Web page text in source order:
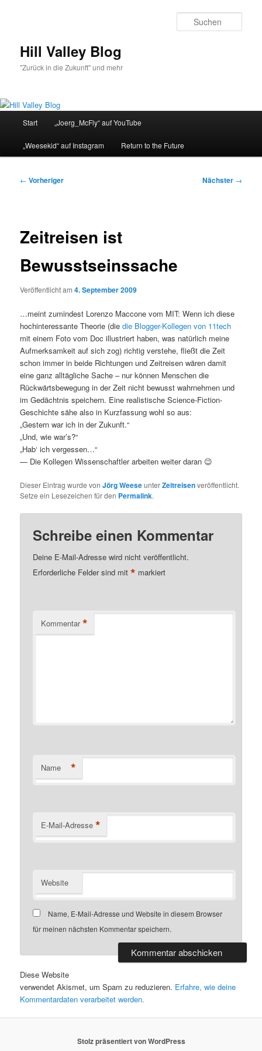
Hill Valley Blog
"Zurück in die Zukunft" und mehr
Start „Joerg_McFly“ auf YouTube
„Weesekid“ auf Instagram Return to the Future
Beitragsnavigation
← Vorheriger Nächster →
Zeitreisen ist
Bewusstseinssache
Veröffentlicht am4. September 2009
…meint zumindest Lorenzo Maccone vom MIT: Wenn ich diese
hochinteressante Theorie (diedie Blogger-Kollegen von 11tech
mit einem Foto vom Doc illustriert haben, was natürlich meine
Aufmerksamkeit auf sich zog) richtig verstehe, fließt die Zeit
schon immer in beide Richtungen und Zeitreisen wären damit
eine ganz alltägliche Sache – nur können Menschen die
Rückwärtsbewegung in der Zeit nicht bewusst wahrnehmen und
im Gedächtnis speichern. Eine realistische Science-Fiction-
Geschichte sähe also in Kurzfassung wohl so aus:
„Gestern war ich in der Zukunft.“
„Und, wie war’s?“
„Hab‘ ich vergessen…“
— Die Kollegen Wissenschaftler arbeiten weiter daran 😉
Dieser Eintrag wurde vonJörg WeeseunterZeitreisenveröffentlicht.
Setze ein Lesezeichen für den Permalink.
Schreibe einen Kommentar
Deine E-Mail-Adresse wird nicht veröffentlicht.
Erforderliche Felder sind mit* markiert
Kommentar *
Name *
E-Mail-Adresse *
Website
Name, E-Mail-Adresse und Website in diesem Browser
für meinen nächsten Kommentar speichern.
Diese Website
verwendet Akismet, um Spam zu reduzieren. Erfahre, wie deine
Kommentardaten verarbeitet werden.
Stolz präsentiert von WordPress